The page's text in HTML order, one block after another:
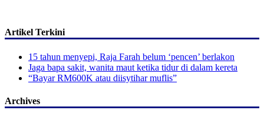
Artikel Terkini
15 tahun menyepi, Raja Farah belum ‘pencen’ berlakon
Jaga bapa sakit, wanita maut ketika tidur di dalam kereta
“Bayar RM600K atau diisytihar muflis”
Archives